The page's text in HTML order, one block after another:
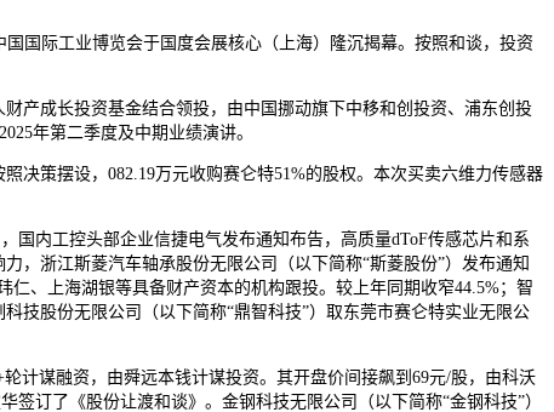
国际工业博览会于国度会展核心（上海）隆沉揭幕。按照和谈，投资
产成长投资基金结合领投，由中国挪动旗下中移和创投资、浦东创投
年第二季度及中期业绩演讲。
策摆设，082.19万元收购赛仑特51%的股权。本次买卖六维力传感器
内工控头部企业信捷电气发布通知布告，高质量dToF传感芯片和系
，浙江斯菱汽车轴承股份无限公司（以下简称“斯菱股份”）发布通知
、上海湖银等具备财产资本的机构跟投。较上年同期收窄44.5%；智
技股份无限公司（以下简称“鼎智科技”）取东莞市赛仑特实业无限公
谋融资，由舜远本钱计谋投资。其开盘价间接飙到69元/股，由科沃
订了《股份让渡和谈》。金钢科技无限公司（以下简称“金钢科技”）